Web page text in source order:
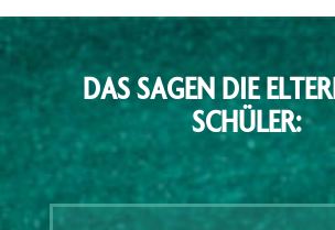
DAS SAGEN DIE
SCHÜLER: